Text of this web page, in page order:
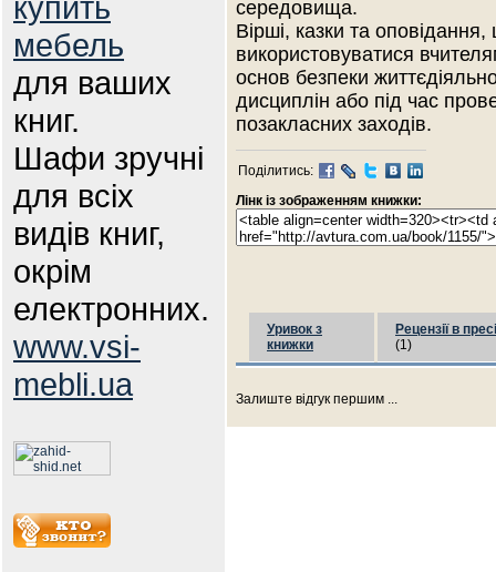
мебель
для ваших
книг.
Шафи зручні
для всіх
видів книг,
окрім
електронних.
www.vsi-
mebli.ua
середовища.
Вірші, казки та
використовуватися
основ безпеки
дисциплін або під час
позакласних заходів.
Поділитись:
Лінк із зображенням книжки:
Уривок з
книжки
Рецензії в пресі
(1)
Залиште відгук першим ...